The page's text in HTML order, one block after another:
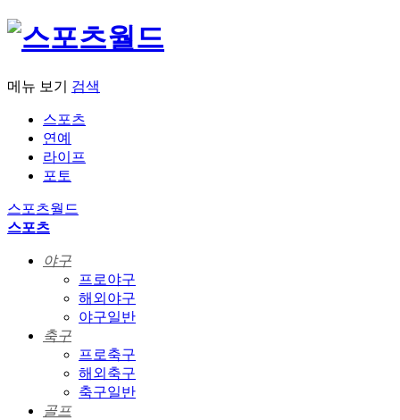
메뉴 보기 검색
스포츠
연예
라이프
포토
스포츠월드
스포츠
야구
프로야구
해외야구
야구일반
축구
프로축구
해외축구
축구일반
골프